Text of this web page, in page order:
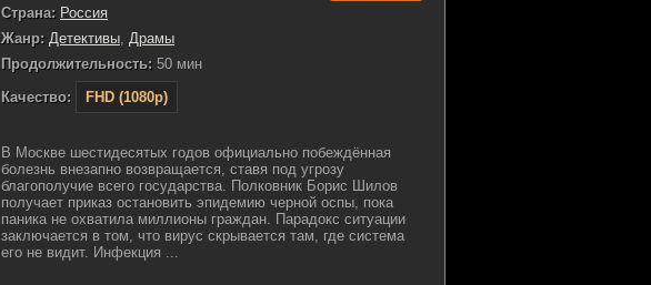
Страна: Россия
Жанр: Детективы Драмы
Продолжительность: 50 мин
Качество:
FHD (1080p)
В Москве шестидесятых годов официально побеждённая
болезнь внезапно возвращается, ставя под угрозу
благополучие всего государства. Полковник Борис Шилов
получает приказ остановить эпидемию черной оспы, пока
паника не охватила миллионы граждан. Парадокс ситуации
заключается в том, что вирус скрывается там, где система
его не видит. Инфекция ...